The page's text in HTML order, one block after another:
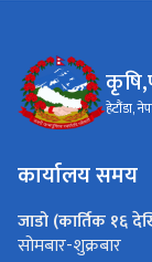
हेटौंडा,
कार्यालय समय
जाडो (कार्तिक १६
सोमबार-शुक्रबार